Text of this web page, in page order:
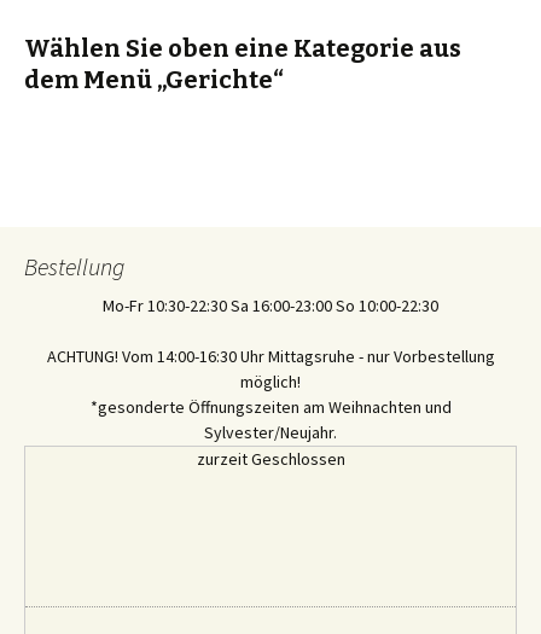
Wählen Sie oben eine Kategorie aus
dem Menü „Gerichte“
Bestellung
Mo-Fr10:30-22:30Sa 16:00-23:00So 10:00-22:30
ACHTUNG! Vom 14:00-16:30 Uhr Mittagsruhe - nur Vorbestellung
möglich!
*gesonderte Öffnungszeiten am Weihnachten und
Sylvester/Neujahr.
zurzeit Geschlossen